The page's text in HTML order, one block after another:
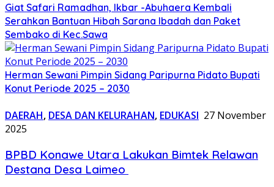
Giat Safari Ramadhan, Ikbar -Abuhaera Kembali
Serahkan Bantuan Hibah Sarana Ibadah dan Paket
Sembako di Kec.Sawa
Herman Sewani Pimpin Sidang Paripurna Pidato Bupati
Konut Periode 2025 – 2030
DAERAH, DESA DAN KELURAHAN, EDUKASI 27 November
2025
BPBD Konawe Utara Lakukan Bimtek Relawan
Destana Desa Laimeo